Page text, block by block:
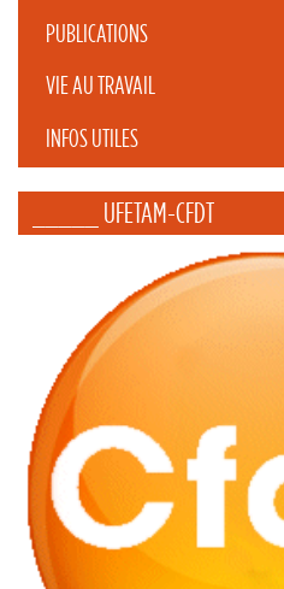
PUBLICATIONS
VIE AU TRAVAIL
INFOS UTILES
_____ UFETAM-CFDT